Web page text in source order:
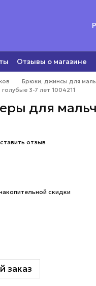
Отзывы о магазине
Брюки, джинсы для
3-7 лет 1004211
для
отзыв
скидки
заказ